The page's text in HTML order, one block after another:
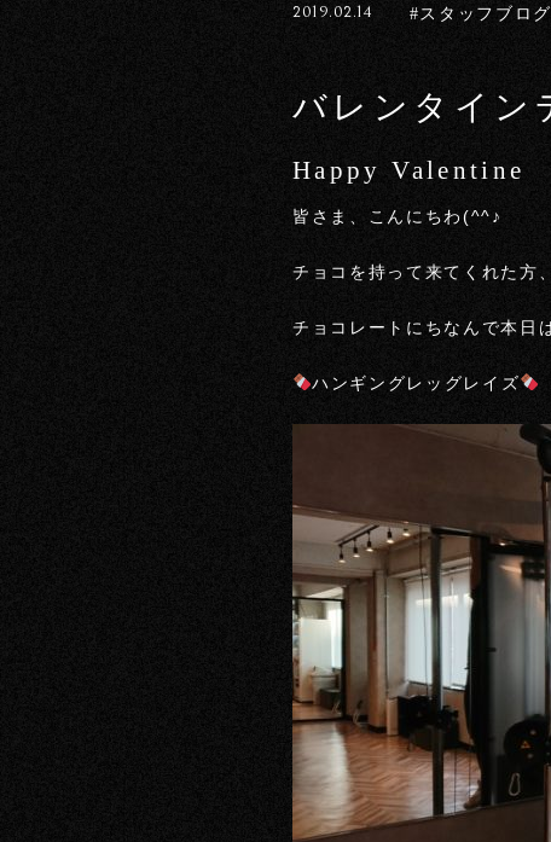
2019.02.14
#スタッフブロ
バレンタイン
Happy Valentine
皆さま、こんにちわ(^^♪
チョコを持って来てくれた方
チョコレートにちなんで本日
ハンギングレッグレイズ